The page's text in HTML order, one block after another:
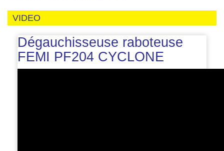
VIDEO
Dégauchisseuse raboteuse
FEMI PF204 CYCLONE